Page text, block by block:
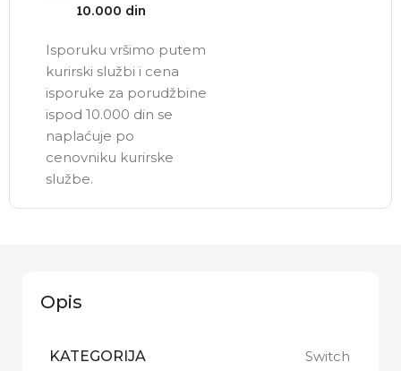
10.000 din
Isporuku vršimo putem
kurirski službi i cena
isporuke za porudžbine
ispod 10.000 din se
naplaćuje po
cenovniku kurirske
službe.
Opis
KATEGORIJA Switch